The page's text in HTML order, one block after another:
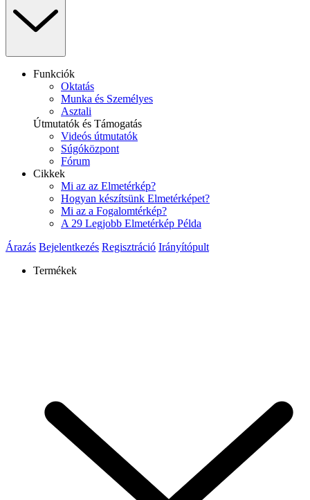
Funkciók
Oktatás
Munka és Személyes
Asztali
Útmutatók és Támogatás
Videós útmutatók
Súgóközpont
Fórum
Cikkek
Mi az az Elmetérkép?
Hogyan készítsünk Elmetérképet?
Mi az a Fogalomtérkép?
A 29 Legjobb Elmetérkép Példa
Árazás Bejelentkezés Regisztráció Irányítópult
Termékek